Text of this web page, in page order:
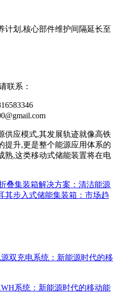
计划,核心部件维护间隔延长至
联系：
供应模式,其发展轨迹就像高铁
升,更是整个能源应用体系的
熟,这类移动式储能装置将在电
叠集装箱解决方案：清洁能源
其步入式储能集装箱：市场趋
双充电系统：新能源时代的移
系统：新能源时代的移动能